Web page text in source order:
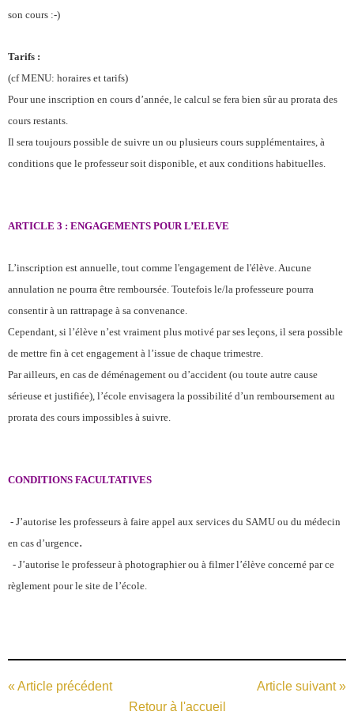
son cours :-)
Tarifs :
(cf MENU: horaires et tarifs)
Pour une inscription en cours d’année, le calcul se fera bien sûr au prorata des
cours restants.
Il sera toujours possible de suivre un ou plusieurs cours supplémentaires, à
conditions que le professeur soit disponible, et aux conditions habituelles.
ARTICLE 3 : ENGAGEMENTS POUR L’ELEVE
L’inscription est annuelle, tout comme l'engagement de l'élève. Aucune
annulation ne pourra être remboursée. Toutefois le/la professeure pourra
consentir à un rattrapage à sa convenance.
Cependant, si l’élève n’est vraiment plus motivé par ses leçons, il sera possible
de mettre fin à cet engagement à l’issue de chaque trimestre.
Par ailleurs, en cas de déménagement ou d’accident (ou toute autre cause
sérieuse et justifiée), l’école envisagera la possibilité d’un remboursement au
prorata des cours impossibles à suivre.
CONDITIONS FACULTATIVES
- J’autorise les professeurs à faire appel aux services du SAMU ou du médecin
en cas d’urgence.
- J’autorise le professeur à photographier ou à filmer l’élève concerné par ce
règlement pour le site de l’école.
« Article précédent
Article suivant »
Retour à l'accueil